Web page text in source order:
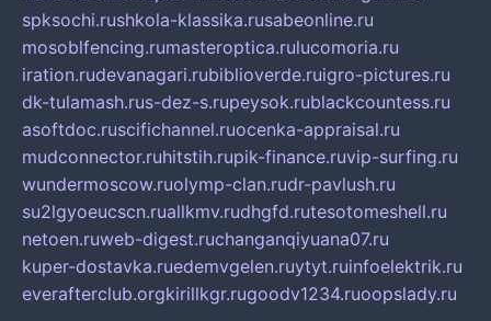
spksochi.rushkola-klassika.rusabeonline.ru
mosoblfencing.rumasteroptica.rulucomoria.ru
iration.rudevanagari.rubiblioverde.ruigro-pictures.ru
dk-tulamash.rus-dez-s.rupeysok.rublackcountess.ru
asoftdoc.ruscifichannel.ruocenka-appraisal.ru
mudconnector.ruhitstih.rupik-finance.ruvip-surfing.ru
wundermoscow.ruolymp-clan.rudr-pavlush.ru
su2lgyoeucscn.ruallkmv.rudhgfd.rutesotomeshell.ru
netoen.ruweb-digest.ruchanganqiyuana07.ru
kuper-dostavka.ruedemvgelen.ruytyt.ruinfoelektrik.ru
everafterclub.orgkirillkgr.rugoodv1234.ruoopslady.ru